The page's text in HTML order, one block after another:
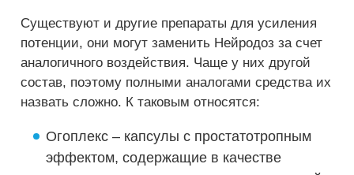
Существуют и другие препараты для усиления
потенции, они могут заменить Нейродоз за счет
аналогичного воздействия. Чаще у них другой
состав, поэтому полными аналогами средства их
назвать сложно. К таковым относятся:
Огоплекс – капсулы с простатотропным
эффектом, содержащие в качестве